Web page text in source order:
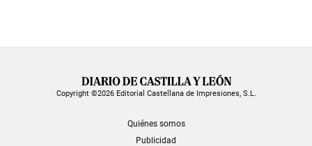
Copyright ©2026 Editorial Castellana de Impresiones, S.L.
Quiénes somos
Publicidad